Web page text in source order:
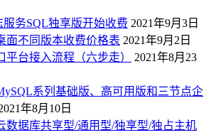
服务SQL独享版开始收费 2021年9月3日
面不同版本收费价格表 2021年9月2日
平台接入流程（六步走）
2021年8月23
系列基础版、高可用版和三节点企
年8月10日
数据库共享型/通用型/独享型/独占主机